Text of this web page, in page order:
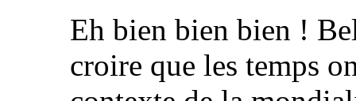
Eh bien bien bien !
croire que les temps